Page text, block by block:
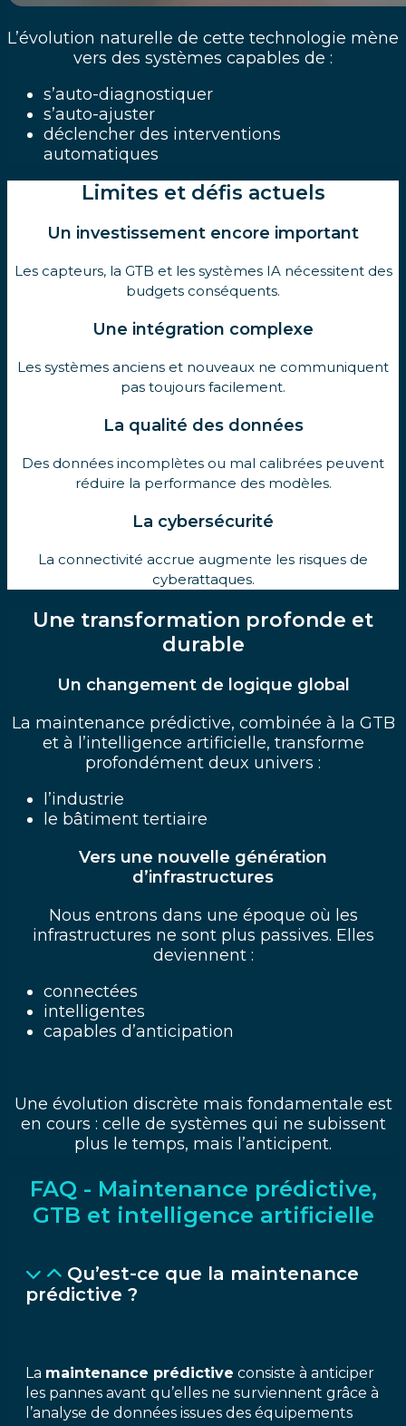
L’évolution naturelle de cette technologie mène
vers des systèmes capables de :
s’auto-diagnostiquer
s’auto-ajuster
déclencher des interventions
automatiques
Limites et défis actuels
Un investissement encore important
Les capteurs, la GTB et les systèmes IA nécessitent des
budgets conséquents.
Une intégration complexe
Les systèmes anciens et nouveaux ne communiquent
pas toujours facilement.
La qualité des données
Des données incomplètes ou mal calibrées peuvent
réduire la performance des modèles.
La cybersécurité
La connectivité accrue augmente les risques de
cyberattaques.
Une transformation profonde et
durable
Un changement de logique global
La maintenance prédictive, combinée à la GTB
et à l’intelligence artificielle, transforme
profondément deux univers :
l’industrie
le bâtiment tertiaire
Vers une nouvelle génération
d’infrastructures
Nous entrons dans une époque où les
infrastructures ne sont plus passives. Elles
deviennent :
connectées
intelligentes
capables d’anticipation
Une évolution discrète mais fondamentale est
en cours : celle de systèmes qui ne subissent
plus le temps, mais l’anticipent.
FAQ - Maintenance prédictive,
GTB et intelligence artificielle
Qu’est-ce que la maintenance
prédictive ?
La maintenance prédictive consiste à anticiper
les pannes avant qu’elles ne surviennent grâce à
l’analyse de données issues des équipements